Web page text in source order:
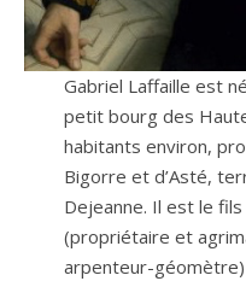
Gabriel Laffaille est
petit bourg des
habitants environ,
Bigorre et d’Asté,
Dejeanne. Il est le
(propriétaire et
arpenteur-